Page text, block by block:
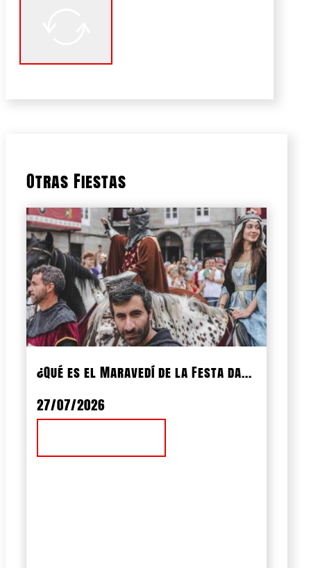
Otras Fiestas
¿Qué es el Maravedí de la Festa da...
27/07/2026